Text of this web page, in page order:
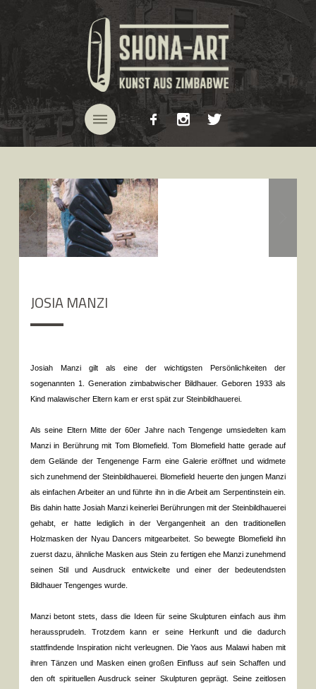
JOSIA MANZI
Josiah Manzi gilt als eine der wichtigsten Persönlichkeiten der
sogenannten 1. Generation zimbabwischer Bildhauer. Geboren 1933 als
Kind malawischer Eltern kam er erst spät zur Steinbildhauerei.
Als seine Eltern Mitte der 60er Jahre nach Tengenge umsiedelten kam
Manzi in Berührung mit Tom Blomefield. Tom Blomefield hatte gerade auf
dem Gelände der Tengenenge Farm eine Galerie eröffnet und widmete
sich zunehmend der Steinbildhauerei. Blomefield heuerte den jungen Manzi
als einfachen Arbeiter an und führte ihn in die Arbeit am Serpentinstein ein.
Bis dahin hatte Josiah Manzi keinerlei Berührungen mit der Steinbildhauerei
gehabt, er hatte lediglich in der Vergangenheit an den traditionellen
Holzmasken der Nyau Dancers mitgearbeitet. So bewegte Blomefield ihn
zuerst dazu, ähnliche Masken aus Stein zu fertigen ehe Manzi zunehmend
seinen Stil und Ausdruck entwickelte und einer der bedeutendsten
Bildhauer Tengenges wurde.
Manzi betont stets, dass die Ideen für seine Skulpturen einfach aus ihm
heraussprudeln. Trotzdem kann er seine Herkunft und die dadurch
stattfindende Inspiration nicht verleugnen. Die Yaos aus Malawi haben mit
ihren Tänzen und Masken einen großen Einfluss auf sein Schaffen und
den oft spirituellen Ausdruck seiner Skulpturen geprägt. Seine zeitlosen